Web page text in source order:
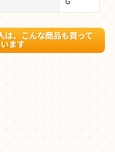
は、こんな商品も買って
います